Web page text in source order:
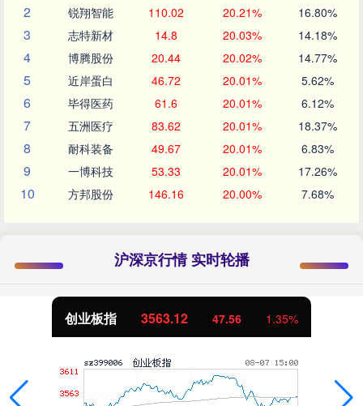
2 锐翔智能 110.02 20.21% 16.80%
3 志特新材 14.8 20.03% 14.18%
4 博腾股份 20.44 20.02% 14.77%
5 近岸蛋白 46.72 20.01% 5.62%
6 毕得医药 61.6 20.01% 6.12%
7 五洲医疗 83.62 20.01% 18.37%
8 耐科装备 49.67 20.01% 6.83%
9 一博科技 53.33 20.01% 17.26%
10 方邦股份 146.16 20.00% 7.68%
沪深京行情 实时轮播
创业板指 3563.12 47.56 1.35%